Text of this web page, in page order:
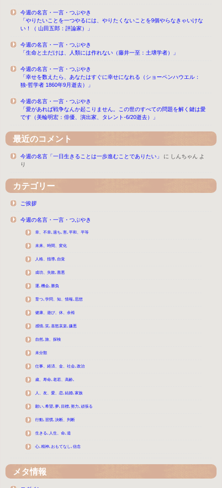
今週の名言・一言・つぶやき
「やりたいことを一つやるには、やりたくないことを9個やらなきゃいけな
い！（ 山田五郎：評論家）」
今週の名言・一言・つぶやき
「生命と土だけは、人類には作れない（藤井一至：土壌学者）」
今週の名言・一言・つぶやき
「幸せを数えたら、あなたはすぐに幸せになれる（ショーペンハウエル：
独-哲学者 1860年9月逝去）」
今週の名言・一言・つぶやき
「愛があれば戦争なんか起こりません。この世のすべての問題を解く鍵は愛
です（美輪明宏：俳優、演出家、タレント-6/20逝去）」
最近のコメント
今週の名言「一日生きることは一歩進むことでありたい」 に しんちゃん よ
り
カテゴリー
ご挨拶
今週の名言・一言・つぶやき
幸、不幸､過ち､害､平和、平等
未来、時間、変化
人格、指導､自覚
成功、失敗､善悪
運､機会､勝負
育つ､学問、知、情報､思想
健康、遊び、休、余裕
感情､笑､喜怒哀楽､嫌悪
自然､旅、探検
未分類
仕事、経済、金、社会､政治
歳、寿命､老若、高齢､
人、友、愛、恋､結婚､家族
願い､希望､夢､目標､努力､頑張る
行動､習慣､決断、判断
生きる､人生、命､道
心､精神､おもてなし､信念
メタ情報